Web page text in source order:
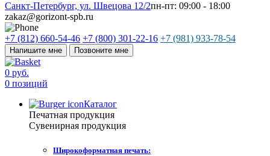
Санкт-Петербург, ул. Швецова 12/2пн-пт: 09:00 - 18:00
zakaz@gorizont-spb.ru
+7 (812) 660-54-46 +7 (800) 301-22-16 +7 (981) 933-78-54
Напишите мне Позвоните мне
0 руб.
0 позиций
Каталог
Печатная продукция
Сувенирная продукция
Широкоформатная печать: